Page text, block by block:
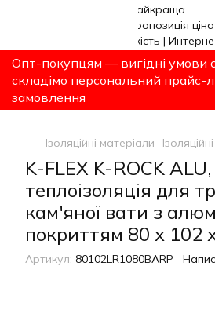
Опт-покупцям — вигідні умови
складімо персональний прайс-
замовлення
Ізоляційні матеріали
K-FLEX K-ROCK
теплоізоляція для
кам'яної вати з
покриттям 80 х 102
Артикул: 80102LR1080BARP